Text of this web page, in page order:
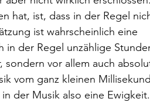
hat, ist, dass in der Regel
ist wahrscheinlich eine
in der Regel unzählige
vor allem auch
vom ganz kleinen
der Musik also eine